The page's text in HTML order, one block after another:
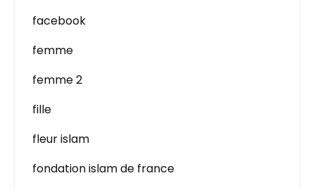
facebook
femme
femme 2
fille
fleur islam
fondation islam de france